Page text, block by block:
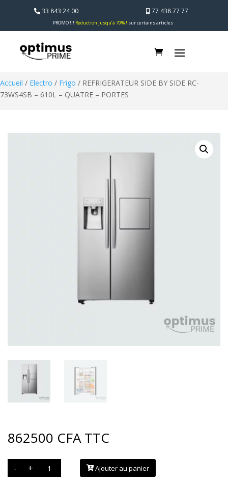
33 843 24 00 77 438 77 77
PROMO !!! Reduction jusqu’à 70% ! sur certains articles
Accueil / Electro / Frigo / REFRIGERATEUR SIDE BY SIDE RC-
73WS4SB – 610L – QUATRE – PORTES
862500 CFA TTC
-
quantité
REFRIGERATEUR
+ Ajouter au panier